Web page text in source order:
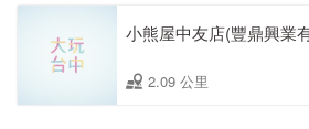
小熊屋中友店(豐鼎興業
2.09 公里